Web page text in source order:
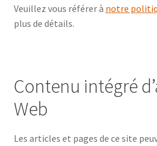
Veuillez vous référer à notre
plus de détails.
Contenu intégré
Web
Les articles et pages de ce site